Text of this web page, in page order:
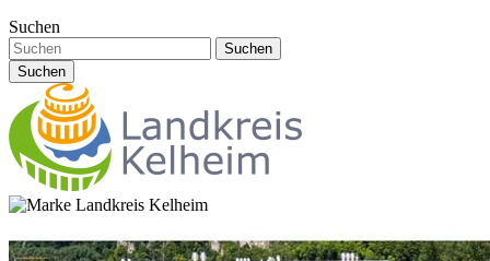
Suchen
Suchen
Suchen